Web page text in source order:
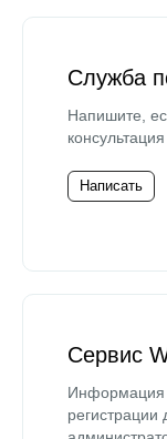
Служба
Напишите,
Написать
Сервис
Информация
регистрации